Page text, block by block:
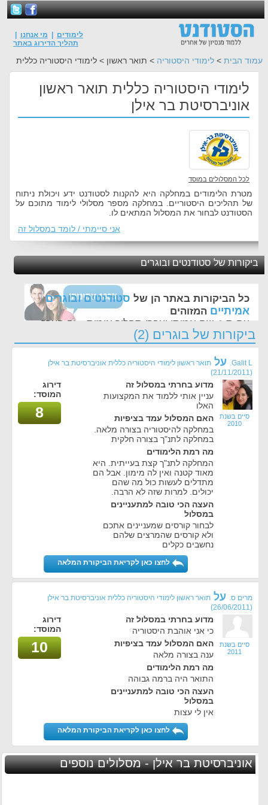
לימודים מי אנחנו
תהליך הדירוג באתר
עמוד הבית > לימודי היסטוריה > תואר ראשון > לימודי היסטוריה כללית
לימודי היסטוריה כללית תואר ראשון
אוניברסיטת בר אילן
לכל המסלולים במוסד
מטרת הלימודים במחלקה היא להקנות לסטודנט ידע ויכולת ניתוח
של תהליכים היסטוריים. במחלקה מספר מסלולי לימוד מתוכם על
הסטודנט לבחור את המסלול המתאים לו.
אני סיימתי / לומד במסלול זה
ביקורות של סטודנטים ובוגרים
כל הביקורות באתר הן של סטודנטים ובוגרים
אמיתיים המזוהים
עם ת.ז, שם אמיתי ועברו תהליך אימות - זה הערך
החשוב לנו ביותר באתר
ביקורות של בוגרים (2)
Galit L. על תואר ראשון לימודי היסטוריה כללית אוניברסיטת בר אילן
(21/11/2011)
סיים בשנת
2010
מדוע בחרתי במסלול זה
עניין אותי ללמוד את המקצועות
האלו
האם המסלול עמד בציפיות
במחלקה להיסטוריה בצורה מלאה.
במחלקה לתנ"ך בצורה חלקית
מה רמת הלימודים
המחלקה לתנ"ך קצת בעייתית. היא
מאוד קטנה ואין לה מימון. אבל הם
מתדלים לעשות כול מה שהם
יכולים. למרות שזה לא הרבה.
העצה הכי טובה למתעניינים
במסלול
לבחור קורסים שמעניינים אתכם
ולא קורסים שהמרצים שלהם
נחשבים כקלים
דירוג
המוסד:
8
לחצו כאן לקריאת הביקורת המלאה
מרים ס. על תואר ראשון לימודי היסטוריה כללית אוניברסיטת בר אילן
(26/06/2011)
סיים בשנת
2011
מדוע בחרתי במסלול זה
כי אני אוהבת היסטוריה
האם המסלול עמד בציפיות
ענה בצורה מלאה
מה רמת הלימודים
התואר היה ברמה גבוהה
העצה הכי טובה למתעניינים
במסלול
אין לי עצות
דירוג
המוסד:
10
לחצו כאן לקריאת הביקורת המלאה
אוניברסיטת בר אילן - מסלולים נוספים